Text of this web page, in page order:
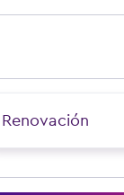
Renovación